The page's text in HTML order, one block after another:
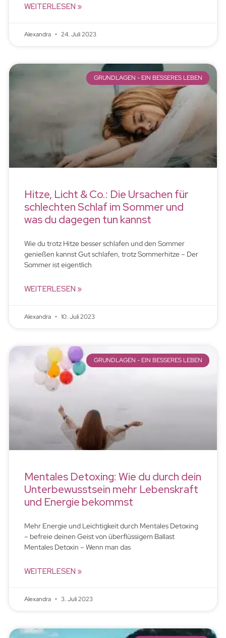
WEITERLESEN »
Alexandra 24. Juli 2023
GRUNDLAGEN - EIN BESSERES LEBEN
Hitze, Licht & Co.: Die Ursachen für
schlechten Schlaf im Sommer und
was du dagegen tun kannst
Wie du trotz Hitze besser schlafen und den Sommer
genießen kannst Gut schlafen, trotz Sommerhitze – Der
Sommer ist eigentlich
WEITERLESEN »
Alexandra 10. Juli 2023
GRUNDLAGEN - EIN BESSERES LEBEN
Mentales Detoxing: Wie du durch dein
Unterbewusstsein mehr Lebenskraft
und Energie bekommst
Mehr Energie und Leichtigkeit durch Mentales Detoxing
– befreie deinen Geist von überflüssigem Ballast
Mentales Detoxin – Wenn man das
WEITERLESEN »
Alexandra 3. Juli 2023